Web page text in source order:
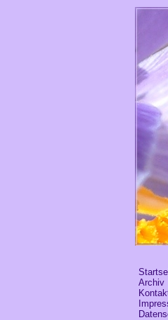
Archiv